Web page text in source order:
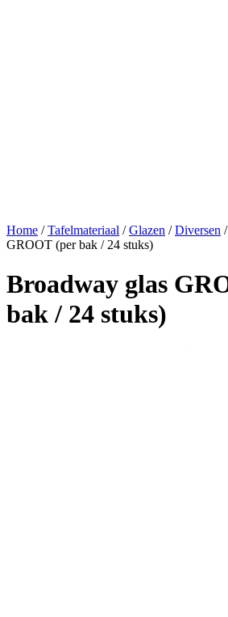
Home /Tafelmateriaal /Glazen /Diversen
GROOT (per bak / 24 stuks)
Broadway glas
bak / 24 stuks)